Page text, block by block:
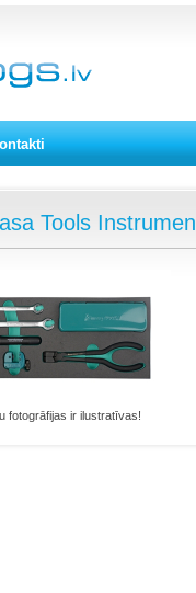
Tools
fotogrāfijas ir ilustratīvas!